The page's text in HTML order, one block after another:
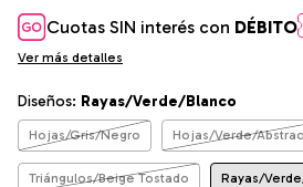
Cuotas SIN interés con DÉBITO
Ver más detalles
Diseños: Rayas/Verde/Blanco
Hojas/Gris/Negro Hojas/Verde/
Triángulos/Beige Tostado Rayas/